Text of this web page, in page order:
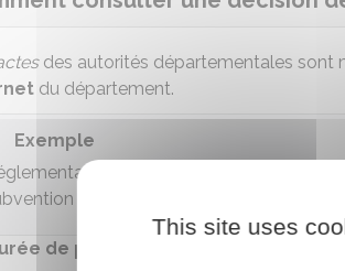
des autorités départementales sont
du département.
Exemple
de la circulation sur une
en faveur d'entreprises,
de publication
This site uses